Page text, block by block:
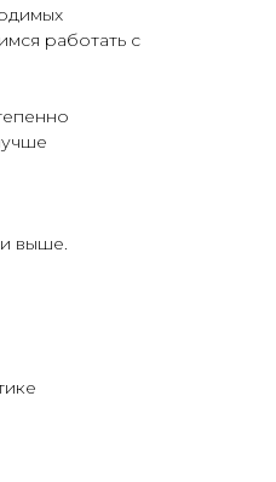
работать с
выше.